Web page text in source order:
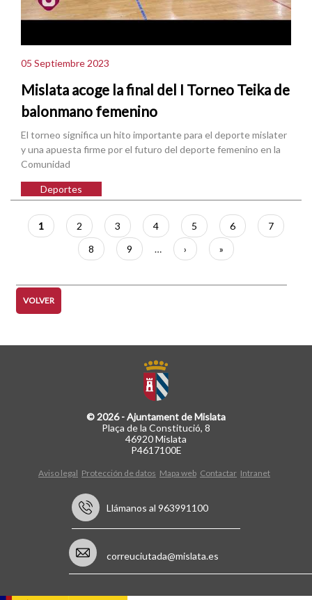
05 Septiembre 2023
Mislata acoge la final del I Torneo Teika de
balonmano femenino
El torneo significa un hito importante para el deporte mislater
y una apuesta firme por el futuro del deporte femenino en la
Comunidad
Deportes
Paginación
Página
actual
1 Página
2 Página
3 Página
4 Página
5 Página
6 Página
7
Página
8 Página
9 …
Siguiente
página
›
Última
página
»
VOLVER
© 2026 - Ajuntament de Mislata
Plaça de la Constitució, 8
46920 Mislata
P4617100E
Aviso legal Protección de datos Mapa web Contactar Intranet
Llámanos al 963991100
correuciutada@mislata.es